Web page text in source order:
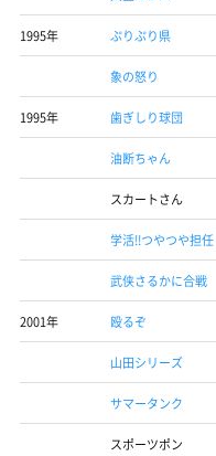
1995年 ぷりぷり県
象の怒り
1995年 歯ぎしり球団
油断ちゃん
スカートさん
学活!!つやつや担任
武侠さるかに合戦
2001年 殴るぞ
山田シリーズ
サマータンク
スポーツポン